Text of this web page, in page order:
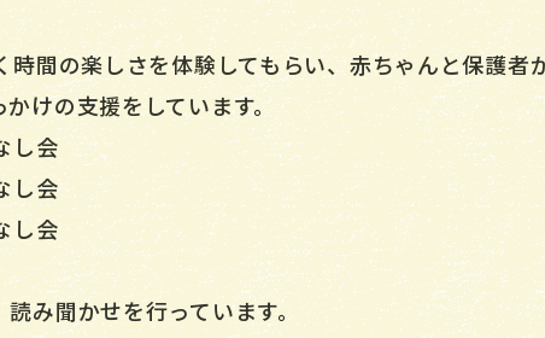
時間の楽しさを体験してもらい、赤ちゃんと保護者
けの支援をしています。
し会
し会
し会
み聞かせを行っています。